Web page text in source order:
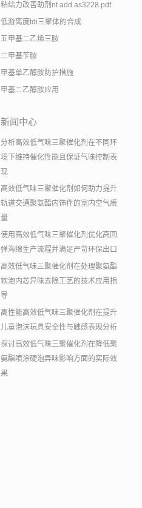
粘结力改善助剂nt add as3228.pdf
低游离度tdi三聚体的合成
五甲基二乙烯三胺
二甲基苄胺
甲基单乙醇胺防护措施
甲基二乙醇胺应用
新闻中心
分析高效低气味三聚催化剂在不同环
境下维持催化性能且保证气味控制表
现
高效低气味三聚催化剂如何助力提升
轨道交通聚氨酯内饰件的室内空气质
量
使用高效低气味三聚催化剂优化高回
弹海绵生产流程并满足严苛环保出口
高效低气味三聚催化剂在处理聚氨酯
软泡内芯异味去除工艺的技术应用指
导
高性能高效低气味三聚催化剂在提升
儿童泡沫玩具安全性与触感表现分析
探讨高效低气味三聚催化剂在降低聚
氨酯喷涂硬泡异味影响方面的实际效
果